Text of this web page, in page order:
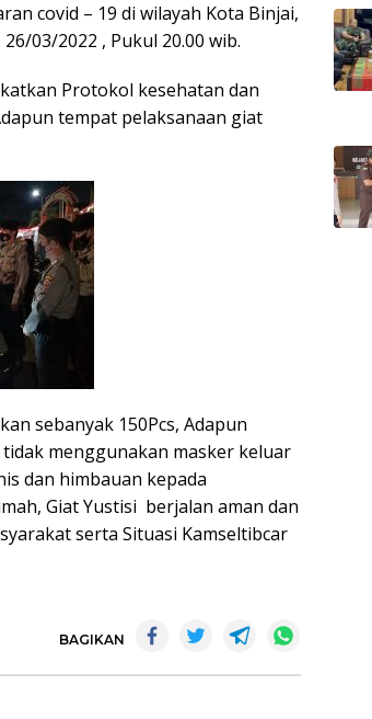
covid – 19 di wilayah Kota Binjai,
03/2022 , Pukul 20.00 wib.
Protokol kesehatan dan
tempat pelaksanaan giat
sebanyak 150Pcs, Adapun
menggunakan masker keluar
dan himbauan kepada
Giat Yustisi berjalan aman dan
serta Situasi Kamseltibcar
BAGIKAN